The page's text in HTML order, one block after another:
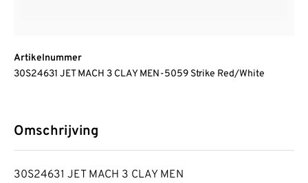
Artikelnummer
30S24631 JET MACH 3 CLAY MEN-5059 Strike Red/White
Omschrijving
30S24631 JET MACH 3 CLAY MEN